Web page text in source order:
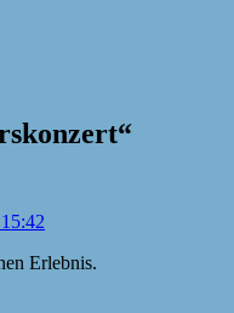
“
Erlebnis.